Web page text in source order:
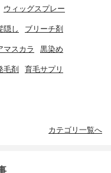
ウィッグスプレー
隠し ブリーチ剤
マスカラ 黒染め
毛剤 育毛サプリ
カテゴリ一覧へ